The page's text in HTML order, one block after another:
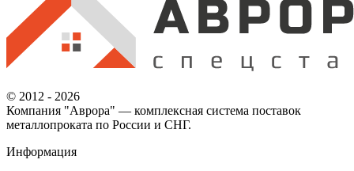
© 2012 - 2026
Компания "Аврора" — комплексная система поставок
металлопроката по России и СНГ.
Информация